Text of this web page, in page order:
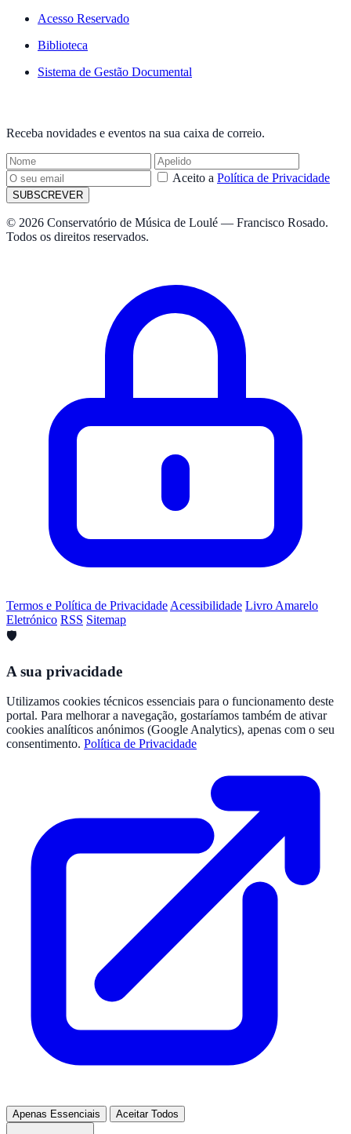
Acesso Reservado
Biblioteca
Sistema de Gestão Documental
Receba novidades e eventos na sua caixa de correio.
Aceito a Política de Privacidade
SUBSCREVER
© 2026 Conservatório de Música de Loulé — Francisco Rosado.
Todos os direitos reservados.
Termos e Política de Privacidade Acessibilidade Livro Amarelo
Eletrónico RSS Sitemap
🛡️
A sua privacidade
Utilizamos cookies técnicos essenciais para o funcionamento deste
portal. Para melhorar a navegação, gostaríamos também de ativar
cookies analíticos anónimos (Google Analytics), apenas com o seu
consentimento. Política de Privacidade
Apenas Essenciais Aceitar Todos